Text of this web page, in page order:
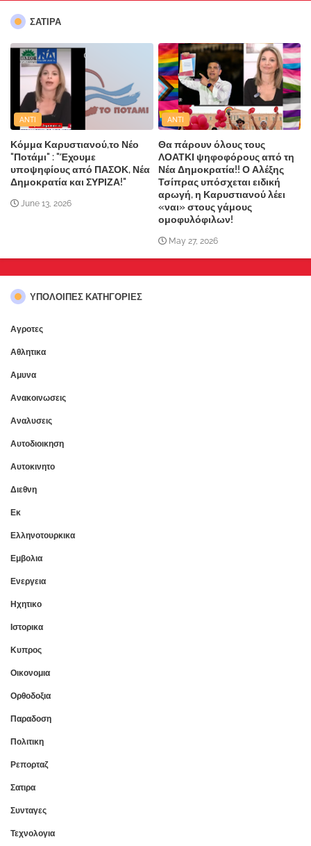
ΣΑΤΙΡΑ
ANTI
Κόμμα Καρυστιανού,το Νέο
"Ποτάμι" : "Έχουμε
υποψηφίους από ΠΑΣΟΚ, Νέα
Δημοκρατία και ΣΥΡΙΖΑ!"
June 13, 2026
ANTI
Θα πάρουν όλους τους
ΛΟΑΤΚΙ ψηφοφόρους από τη
Νέα Δημοκρατία!! Ο Αλέξης
Τσίπρας υπόσχεται ειδική
αρωγή, η Καρυστιανού λέει
«ναι» στους γάμους
ομοφυλόφιλων!
May 27, 2026
ΥΠΌΛΟΙΠΕΣ ΚΑΤΗΓΟΡΊΕΣ
Αγροτες
Αθλητικα
Αμυνα
Ανακοινωσεις
Αναλυσεις
Αυτοδιοικηση
Αυτοκινητο
Διεθνη
Εκ
Ελληνοτουρκικα
Εμβολια
Ενεργεια
Ηχητικο
Ιστορικα
Κυπρος
Οικονομια
Ορθοδοξια
Παραδοση
Πολιτικη
Ρεπορταζ
Σατιρα
Συνταγες
Τεχνολογια